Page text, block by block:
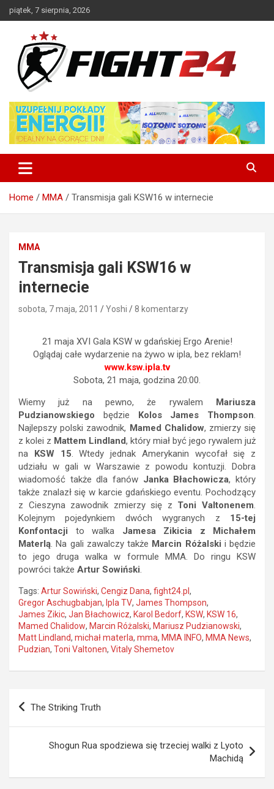
Skip
to
piątek, 7 sierpnia, 2026
FIGHT24.PL – MMA i K-1, UFC
Home MMA Transmisja gali KSW16 w internecie
MMA
Transmisja gali KSW16 w
internecie
sobota, 7 maja, 2011 Yoshi 8 komentarzy
21 maja XVI Gala KSW w gdańskiej Ergo Arenie!
Oglądaj całe wydarzenie na żywo w ipla, bez reklam!
www.ksw.ipla.tv
Sobota, 21 maja, godzina 20:00.
Wiemy już na pewno, że rywalem Mariusza
Pudzianowskiego będzie Kolos James Thompson.
Najlepszy polski zawodnik, Mamed Chalidow, zmierzy się
z kolei z Mattem Lindland, który miał być jego rywalem już
na KSW 15. Wtedy jednak Amerykanin wycofał się z
udziału w gali w Warszawie z powodu kontuzji. Dobra
wiadomość także dla fanów Janka Błachowicza, który
także znalazł się w karcie gdańskiego eventu. Pochodzący
z Cieszyna zawodnik zmierzy się z Toni Valtonenem.
Kolejnym pojedynkiem dwóch wygranych z 15-tej
Konfontacji to walka Jamesa Zikicia z Michałem
Materlą. Na gali zawalczy także Marcin Różalski i będzie
to jego druga walka w formule MMA. Do ringu KSW
powróci także Artur Sowiński.
Tags: Artur Sowiński, Cengiz Dana, fight24.pl ,
Gregor Aschugbabjan, Ipla TV, James Thompson,
James Zikic, Jan Błachowicz, Karol Bedorf, KSW, KSW 16,
Mamed Chalidow, Marcin Różalski, Mariusz Pudzianowski,
Matt Lindland, michał materla, mma, MMA INFO, MMA News,
Pudzian, Toni Valtonen, Vitaly Shemetov
Nawigacja
The Striking Truth
Shogun Rua spodziewa się trzeciej walki z Lyoto
Machidą